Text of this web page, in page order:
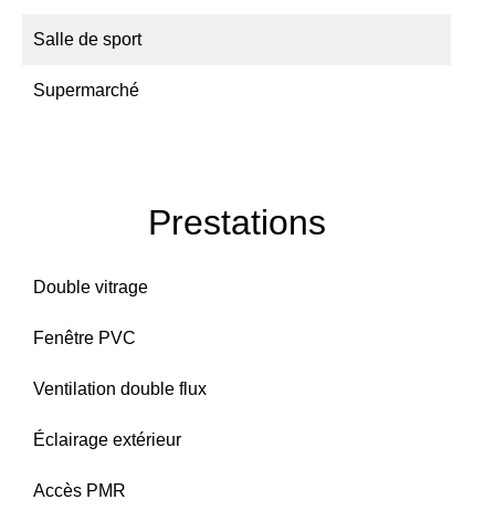
Salle de sport
Supermarché
Prestations
Double vitrage
Fenêtre PVC
Ventilation double flux
Éclairage extérieur
Accès PMR